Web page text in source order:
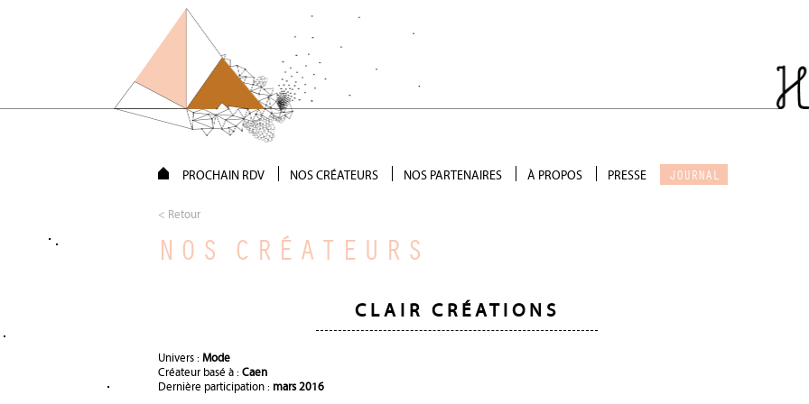
PROCHAIN RDV NOS CRÉATEURS NOS PARTENAIRES
Précieux soutien
Devenir partenaire
À PROPOS PRESSE JOURNAL
< Retour
NOS CRÉATEURS
CLAIR CRÉATIONS
Univers : Mode
Créateur basé à : Caen
Dernière participation : mars 2016